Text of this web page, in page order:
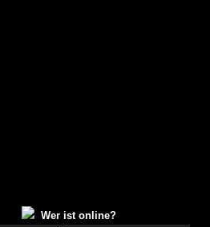
Wer ist online?